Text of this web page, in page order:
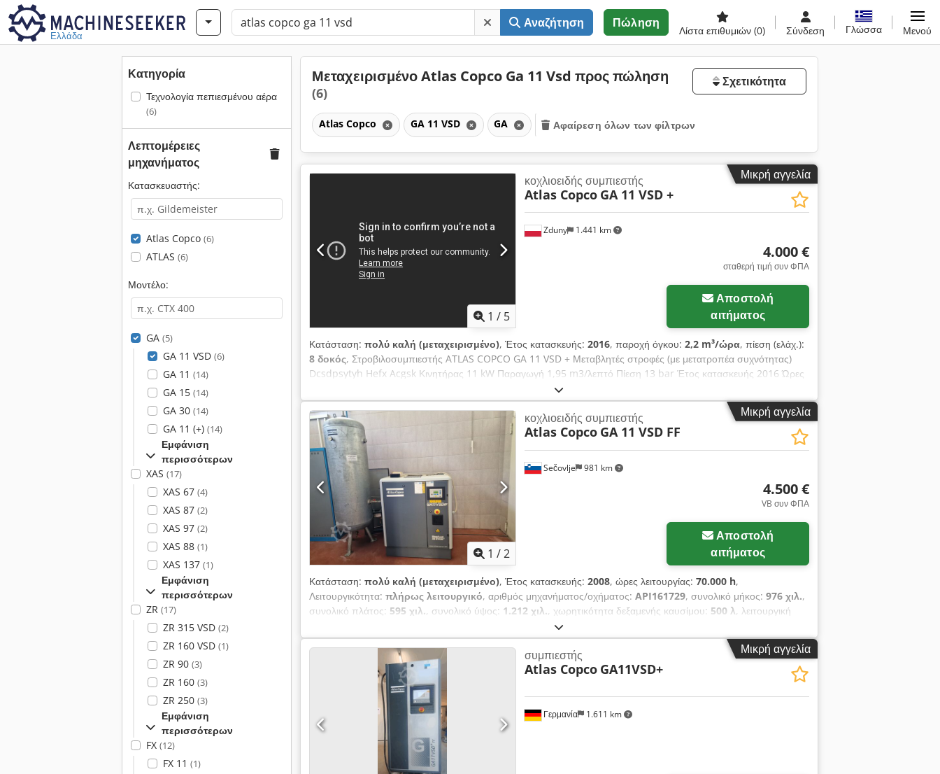
Ελλάδα
Αναζήτηση Πώληση
Λίστα επιθυμιών (0) Σύνδεση Γλώσσα Μενού
Κατηγορία
Τεχνολογία πεπιεσμένου αέρα
(6)
Λεπτομέρειες
μηχανήματος
Κατασκευαστής:
Atlas Copco (6)
ATLAS (6)
Μοντέλο:
GA (5)
GA 11 VSD (6)
GA 11 (14)
GA 15 (14)
GA 30 (14)
GA 11 (+) (14)
Εμφάνιση
περισσότερων
XAS (17)
XAS 67 (4)
XAS 87 (2)
XAS 97 (2)
XAS 88 (1)
XAS 137 (1)
Εμφάνιση
περισσότερων
ZR (17)
ZR 315 VSD (2)
ZR 160 VSD (1)
ZR 90 (3)
ZR 160 (3)
ZR 250 (3)
Εμφάνιση
περισσότερων
FX (12)
FX 11 (1)
Μεταχειρισμένο Atlas Copco Ga 11 Vsd προς πώληση
(6)
Σχετικότητα
Atlas Copco GA 11 VSD GA Αφαίρεση όλων των φίλτρων
Μικρή αγγελία
1 / 5
Zduny 1.441 km
κοχλιοειδής συμπιεστής
Atlas Copco GA 11 VSD +
4.000 €
σταθερή τιμή συν ΦΠΑ
Αποστολή
αιτήματος
Κατάσταση: πολύ καλή (μεταχειρισμένο), Έτος κατασκευής: 2016, παροχή όγκου: 2,2 m³/ώρα, πίεση (ελάχ.):
8 δοκός, Στροβιλοσυμπιεστής ATLAS COPCO GA 11 VSD + Μεταβλητές στροφές (με μετατροπέα συχνότητας)
Dcsdpsytyh Hefx Acgsk Κινητήρας 11 kW Παραγωγή 1,95 m3/λεπτό Πίεση 13 bar Έτος κατασκευής 2016 Ώρες
Μικρή αγγελία
Ζητήστε περισσότερες
1 /2
Sečovlje 981 km
κοχλιοειδής συμπιεστής
Atlas Copco GA 11 VSD FF
4.500 €
VB συν ΦΠΑ
Αποστολή
αιτήματος
Κατάσταση: πολύ καλή (μεταχειρισμένο), Έτος κατασκευής: 2008, ώρες λειτουργίας: 70.000 h,
Λειτουργικότητα: πλήρως λειτουργικό, αριθμός μηχανήματος/οχήματος: API161729, συνολικό μήκος: 976 χιλ.,
συνολικό πλάτος: 595 χιλ., συνολικό ύψος: 1.212 χιλ., χωρητικότητα δεξαμενής καυσίμου: 500 λ, λειτουργική
, επίπεδο θορύβου:
τεκμηρίωση / εγχειρίδιο, ψυκτικός ξηραντήρας, Πωλείται κοχλιοφόρος συμπιεστής ATLAS COPCO GA 11 VSD
FF Dcjdpfxsy Ud Ibj Acgjk - Τύπος: GA 11 VSD FF - Έτος: 2008 - Αριθμός σειράς: API161729 - Ισχύς: 11 kW
Πωλείται καλά διατηρημένος κοχλιοφόρος συμπιεστής με φίλτρο αέρα και δοχείο διαστολής 500 λίτρων. Εύρος
λειτουργίας μεταξύ 3 και 13 bar. Η συσκευή είναι πλήρως λειτουργική. Το μηχάνημα είναι συνδεδεμένο στο δίκτυο
και έτοιμο για δοκιμή.
Μικρή αγγελία
Γερμανία 1.611 km
συμπιεστής
Atlas Copco GA11VSD+